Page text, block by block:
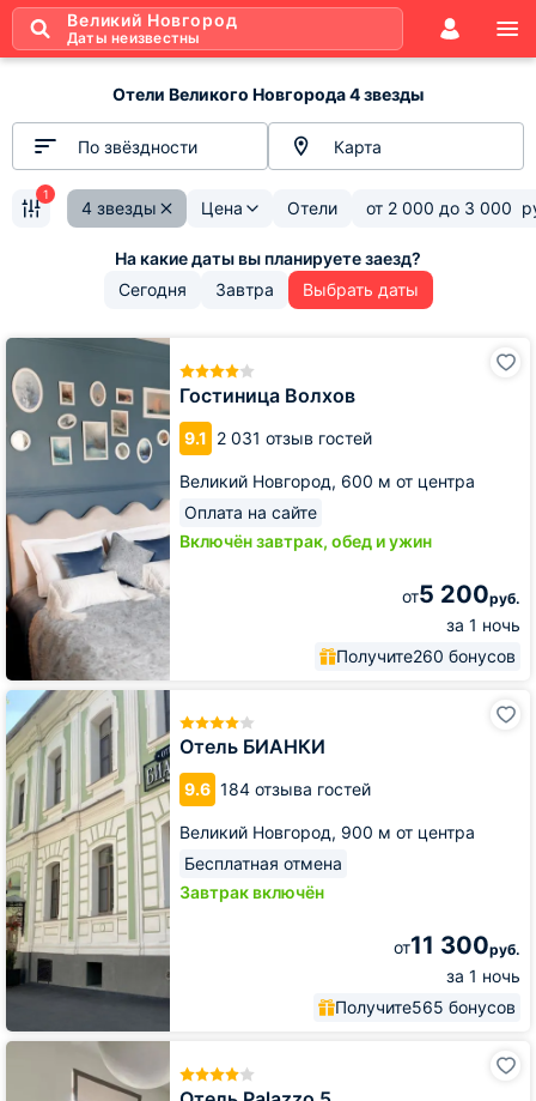
Великий Новгород
Даты неизвестны
Отели Великого Новгорода 4 звезды
По звёздности Карта
4 звезды Цена Отели от 2 000 до 3 000
1
Сегодня Завтра Выбрать даты
Гостиница Волхов
9.1 2 031 отзыв гостей
Великий Новгород, 600 м от центра
Оплата на сайте
Включён завтрак, обед и ужин
от5 200руб.
за 1 ночь
Получите260 бонусов
Гостиница
Волхов
Отель БИАНКИ
9.6 184 отзыва гостей
Великий Новгород, 900 м от центра
Бесплатная отмена
Завтрак включён
от11 300руб.
за 1 ночь
Получите565 бонусов
Отель
БИАНКИ
Отель